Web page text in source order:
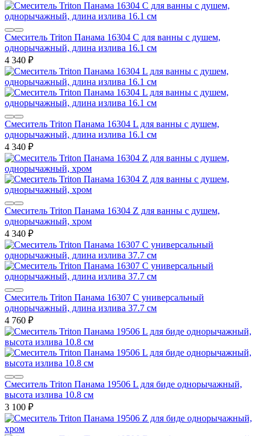
Смеситель Triton Панама 16304 C для ванны с душем,
однорычажный, длина излива 16.1 см
4 340 ₽
Смеситель Triton Панама 16304 L для ванны с душем,
однорычажный, длина излива 16.1 см
4 340 ₽
Смеситель Triton Панама 16304 Z для ванны с душем,
однорычажный, хром
4 340 ₽
Смеситель Triton Панама 16307 C универсальный
однорычажный, длина излива 37.7 см
4 760 ₽
Смеситель Triton Панама 19506 L для биде однорычажный,
высота излива 10.8 см
3 100 ₽